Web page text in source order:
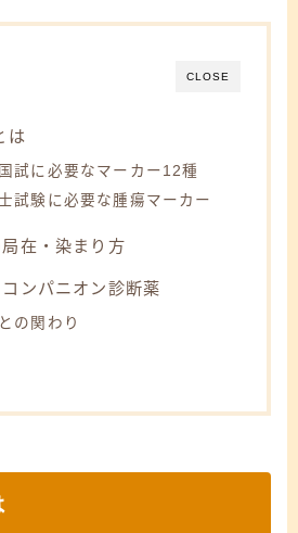
CLOSE
は
試に必要なマーカー12種
試験に必要な腫瘍マーカー
在・染まり方
ンパニオン診断薬
の関わり